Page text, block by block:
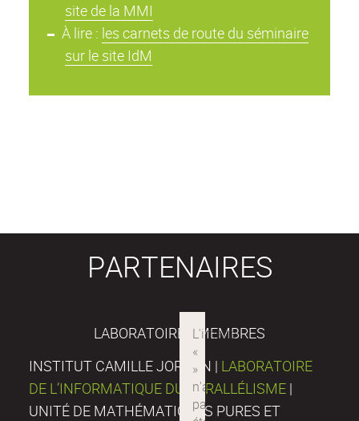
site de la MMI
À lire : les carnets de route du séminaire
sur le site IdM
PARTENAIRES
LABORATOIRES MEMBRES
INSTITUT CAMILLE JORDAN | LABORATOIRE
DE L’INFORMATIQUE DU PARALLÉLISME |
UNITÉ DE MATHÉMATIQUES PURES ET